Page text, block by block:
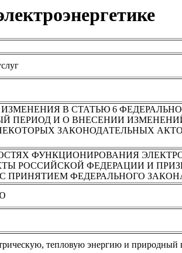
В СТАТЬЮ 6
ПЕРИОД И О ВНЕСЕНИИ
ЗАКОНОДАТЕЛЬНЫХ
ФУНКЦИОНИРОВАНИЯ
РОССИЙСКОЙ ФЕДЕРАЦИИ И
ПРИНЯТИЕМ ФЕДЕРАЛЬНОГО
тепловую энергию и природный